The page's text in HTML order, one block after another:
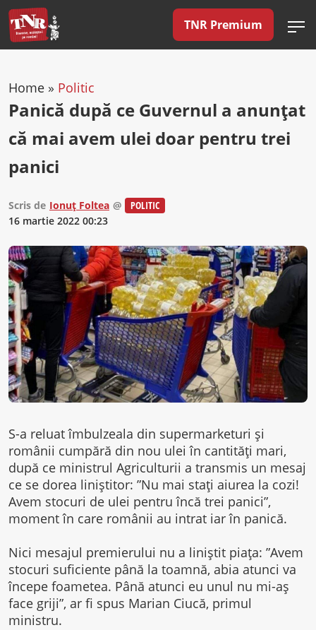
TNR Premium
Home » Politic
Panică după ce Guvernul a anunțat
că mai avem ulei doar pentru trei
panici
Scris de Ionuț Foltea @
POLITIC
16 martie 2022 00:23
S-a reluat îmbulzeala din supermarketuri și
românii cumpără din nou ulei în cantități mari,
după ce ministrul Agriculturii a transmis un mesaj
ce se dorea liniștitor: ”Nu mai stați aiurea la cozi!
Avem stocuri de ulei pentru încă trei panici”,
moment în care românii au intrat iar în panică.
Nici mesajul premierului nu a liniștit piața: ”Avem
stocuri suficiente până la toamnă, abia atunci va
începe foametea. Până atunci eu unul nu mi-aș
face griji”, ar fi spus Marian Ciucă, primul
ministru.